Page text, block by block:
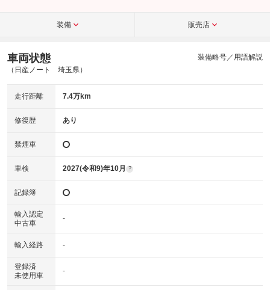
装備 販売店
車両状態
（日産ノート 埼玉県）
装備略号／用語解説
走行距離 7.4万km
修復歴 あり
禁煙車
車検 2027(令和9)年10月 ?
記録簿
輸入認定
中古車
-
輸入経路 -
登録済
未使用車
-